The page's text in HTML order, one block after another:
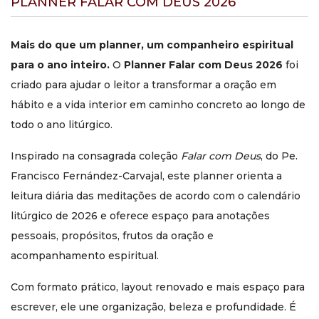
Por isso, este planner funciona como complemento ideal
leitura com mais ordem, fidelidade e frutos concretos.
Perguntas frequentes
Preciso ter a coleção Falar
com Deus para usar o
coleçãoFalar com Deus, indicando diariamente quais
meditações acompanhar ao longo do ano. Ele não
substitui os volumes, mas facilita muito seu uso.
O planner pode ser usado
como agenda comum?
Ele pode receber anotações do dia a dia, mas sua proposta
principal é espiritual. Foi criado para registrar reflexões,
Mais do que um planner, um companheiro espiritual
para o ano inteiro. O Planner Falar com Deus 2026 foi
criado para ajudar o leitor a transformar a oração em
hábito e a vida interior em caminho concreto ao longo de
todo o ano litúrgico.
Inspirado na consagrada coleção Falar com Deus, do Pe.
Francisco Fernández-Carvajal, este planner orienta a
leitura diária das meditações de acordo com o calendário
litúrgico de 2026 e oferece espaço para anotações
pessoais, propósitos, frutos da oração e
acompanhamento espiritual.
Com formato prático, layout renovado e mais espaço para
escrever, ele une organização, beleza e profundidade. É